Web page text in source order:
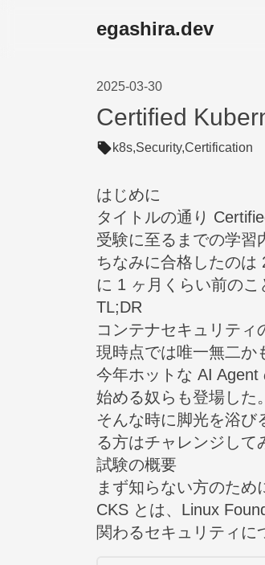
egashira.dev
2025-03-30
Certified
k8s,Security,Certification
はじめに
タイトルの通り
受験に至るまでの学習
ちなみに合格したの
に 1 ヶ月くらい前のこ
TL;DR
コンテナセキュリテ
現時点では唯一無二か
今年ホットな AI Agent
始める奴らも登場した。
そんな時に脚光を浴び
る方はチャレンジして
試験の概要
まず知らない方のため
CKS とは、Linux
関わるセキュリティに